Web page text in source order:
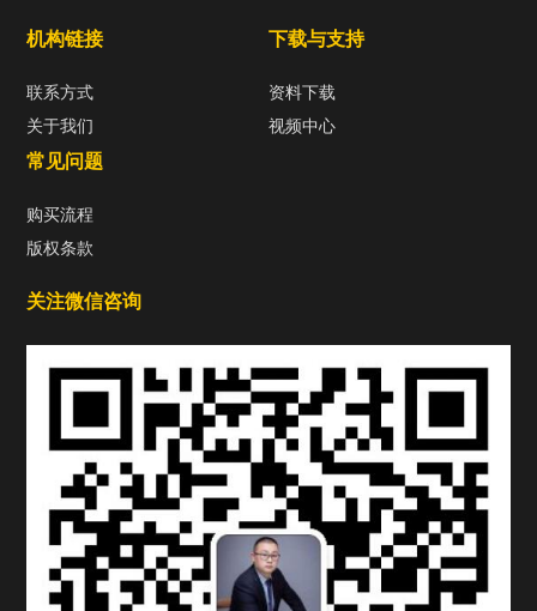
机构链接
联系方式
关于我们
下载与支持
资料下载
视频中心
常见问题
购买流程
版权条款
关注微信咨询